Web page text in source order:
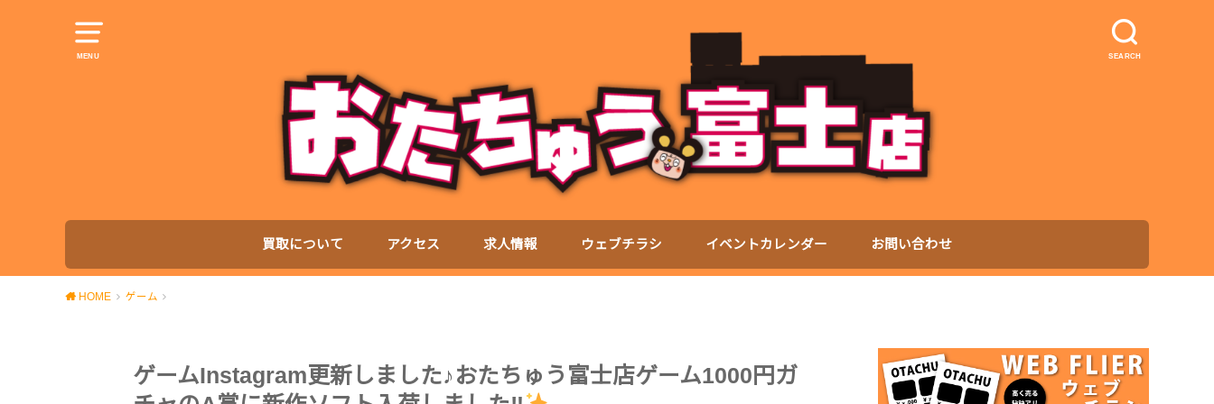
MENU SEARCH
買取について アクセス 求人情報 ウェブチラシ イベントカレンダー お問い合わせ
HOME ゲーム
ゲームInstagram更新しました♪おたちゅう富士店ゲーム1000円ガ